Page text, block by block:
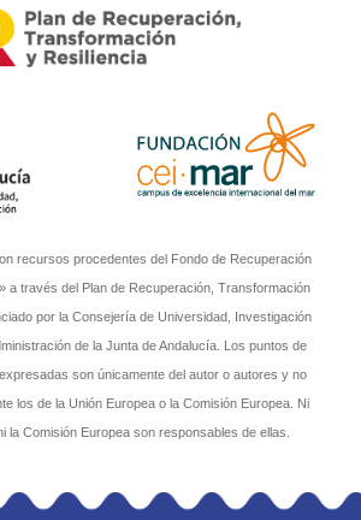
recursos procedentes del Fondo de Recuperación
a través del Plan de Recuperación, Transformación
por la Consejería de Universidad, Investigación
de la Junta de Andalucía. Los puntos de
son únicamente del autor o autores y no
los de la Unión Europea o la Comisión Europea. Ni
la Comisión Europea son responsables de ellas.